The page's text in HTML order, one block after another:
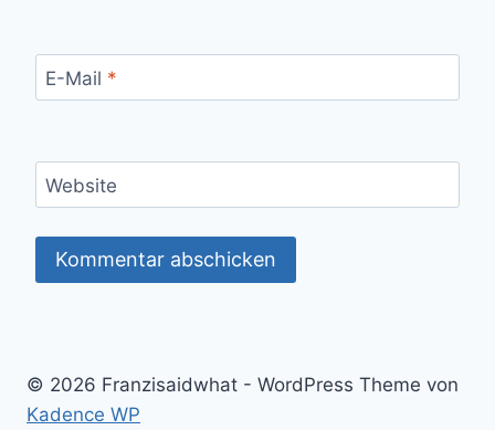
E-Mail *
Website
© 2026 Franzisaidwhat - WordPress Theme von
Kadence WP